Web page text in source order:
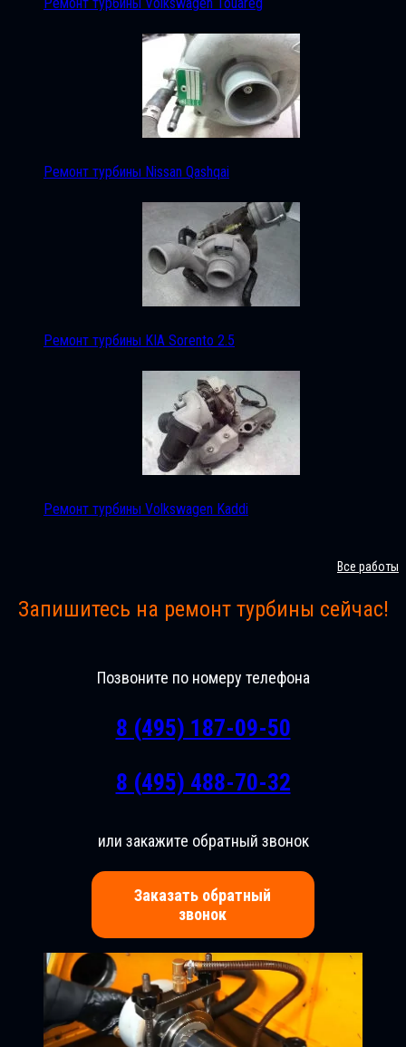
Ремонт турбины Nissan Qashqai
Ремонт турбины KIA Sorento 2.5
Ремонт турбины Volkswagen Kaddi
Все работы
Запишитесь на ремонт турбины сейчас!
Позвоните по номеру телефона
8 (495) 187-09-50
8 (495) 488-70-32
или закажите обратный звонок
Заказать обратный
звонок